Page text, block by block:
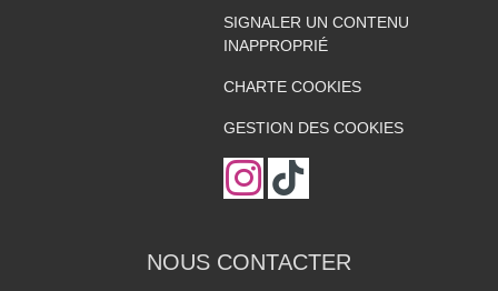
SIGNALER UN CONTENU
INAPPROPRIÉ
CHARTE COOKIES
GESTION DES COOKIES
NOUS CONTACTER